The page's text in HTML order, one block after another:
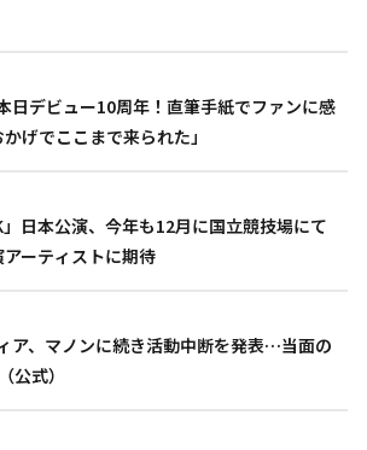
日デビュー10周年！直筆手紙でファンに感
げでここまで来られた」
」日本公演、今年も12月に国立競技場にて
ーティストに期待
ア、マノンに続き活動中断を発表…当面の
公式）